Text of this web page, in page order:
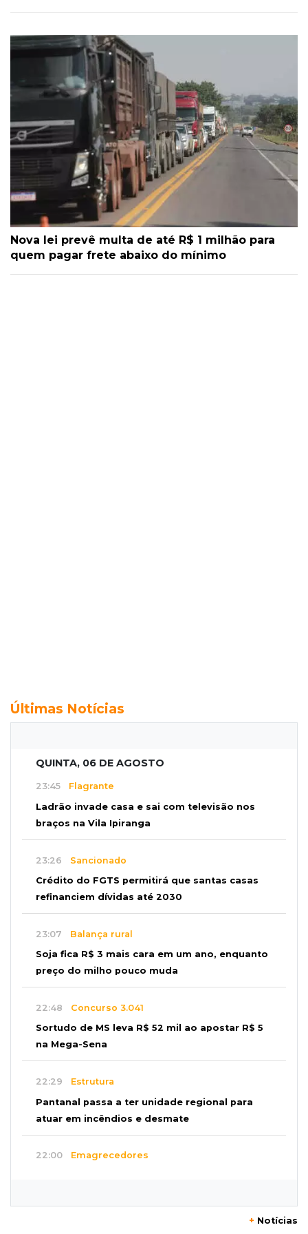
Nova lei prevê multa de até R$ 1 milhão para
quem pagar frete abaixo do mínimo
Últimas Notícias
QUINTA, 06 DE AGOSTO
23:45 Flagrante
Ladrão invade casa e sai com televisão nos
braços na Vila Ipiranga
23:26 Sancionado
Crédito do FGTS permitirá que santas casas
refinanciem dívidas até 2030
23:07 Balança rural
Soja fica R$ 3 mais cara em um ano, enquanto
preço do milho pouco muda
22:48 Concurso 3.041
Sortudo de MS leva R$ 52 mil ao apostar R$ 5
na Mega-Sena
22:29 Estrutura
Pantanal passa a ter unidade regional para
atuar em incêndios e desmate
22:00 Emagrecedores
+ Notícias